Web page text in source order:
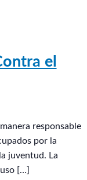
el
responsable
por la
juventud. La
[…]